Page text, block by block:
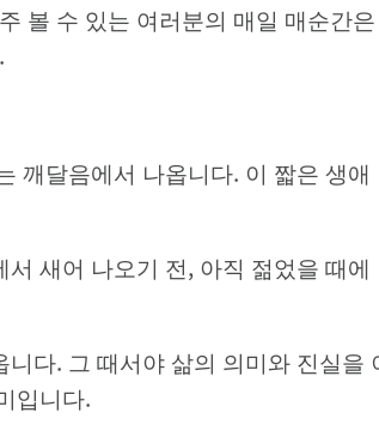
볼 수 있는 여러분의 매일 매순간
깨달음에서 나옵니다. 이 짧은 생
새어 나오기 전, 아직 젊었을 때에
다. 그 때서야 삶의 의미와 진실을
입니다.